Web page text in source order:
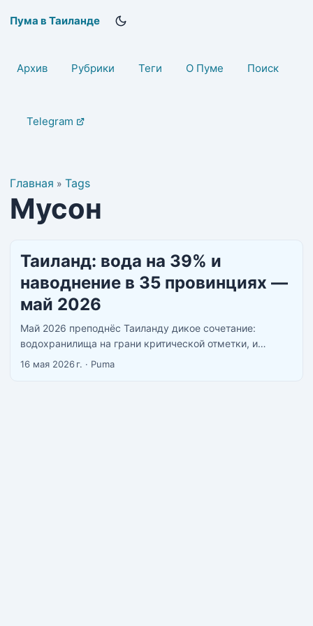
Пума в Таиланде
Архив Рубрики Теги О Пуме Поиск
Telegram
Главная » Tags
Мусон
Таиланд: вода на 39% и
наводнение в 35 провинциях —
май 2026
Май 2026 преподнёс Таиланду дикое сочетание:
водохранилища на грани критической отметки, и
одновременно — ливни с угрозой паводков в 35
16 мая 2026 г. · Puma